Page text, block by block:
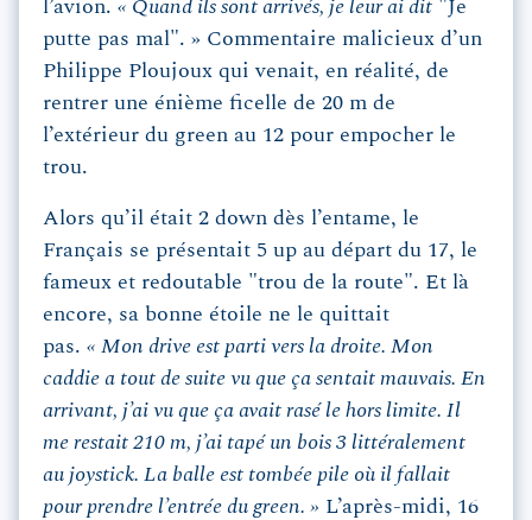
l’avion. « Quand ils sont arrivés, je leur ai dit "Je
putte pas mal". » Commentaire malicieux d’un
Philippe Ploujoux qui venait, en réalité, de
rentrer une énième ficelle de 20 m de
l’extérieur du green au 12 pour empocher le
trou.
Alors qu’il était 2 down dès l’entame, le
Français se présentait 5 up au départ du 17, le
fameux et redoutable "trou de la route". Et là
encore, sa bonne étoile ne le quittait
pas. « Mon drive est parti vers la droite. Mon
caddie a tout de suite vu que ça sentait mauvais. En
arrivant, j’ai vu que ça avait rasé le hors limite. Il
me restait 210 m, j’ai tapé un bois 3 littéralement
au joystick. La balle est tombée pile où il fallait
pour prendre l’entrée du green. » L’après-midi, 16